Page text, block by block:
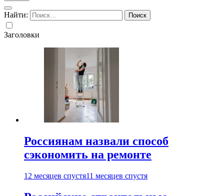
Найти:
Заголовки
Россиянам назвали способ
сэкономить на ремонте
12 месяцев спустя11 месяцев спустя